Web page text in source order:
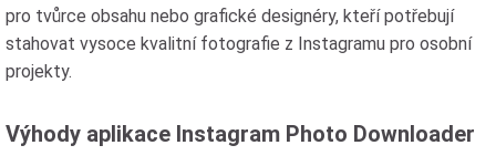
pro tvůrce obsahu nebo grafické designéry, kteří potřebují
stahovat vysoce kvalitní fotografie z Instagramu pro osobní
projekty.
Výhody aplikace Instagram Photo Downloader